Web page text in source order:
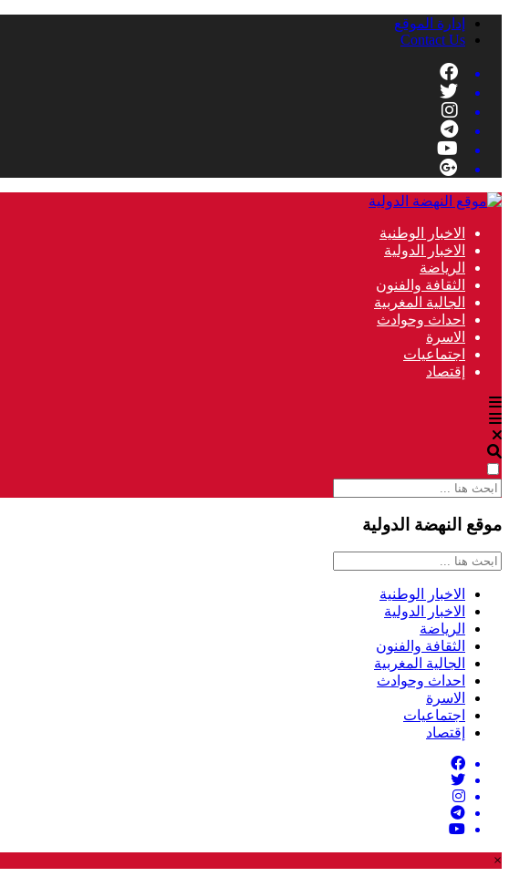
إدارة الموقع
Contact Us
الاخبار الوطنية
الاخبار الدولية
الرياضة
الثقافة والفنون
الجالية المغربية
احداث وحوادث
الاسرة
اجتماعيات
إقتصاد
موقع النهضة الدولية
الاخبار الوطنية
الاخبار الدولية
الرياضة
الثقافة والفنون
الجالية المغربية
احداث وحوادث
الاسرة
اجتماعيات
إقتصاد
×